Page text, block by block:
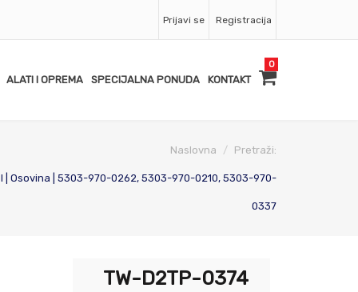
Prijavi se Registracija
ALATI I OPREMA SPECIJALNA PONUDA KONTAKT
0
Naslovna Pretraži:
| Osovina | 5303-970-0262, 5303-970-0210, 5303-970-
0337
TW-D2TP-0374